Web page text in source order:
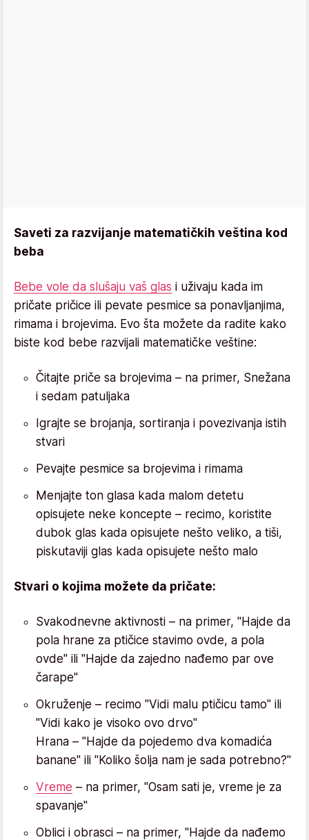
Saveti za razvijanje matematičkih veština kod
beba
Bebe vole da slušaju vaš glas i uživaju kada im
pričate pričice ili pevate pesmice sa ponavljanjima,
rimama i brojevima. Evo šta možete da radite kako
biste kod bebe razvijali matematičke veštine:
Čitajte priče sa brojevima – na primer, Snežana
i sedam patuljaka
Igrajte se brojanja, sortiranja i povezivanja istih
stvari
Pevajte pesmice sa brojevima i rimama
Menjajte ton glasa kada malom detetu
opisujete neke koncepte – recimo, koristite
dubok glas kada opisujete nešto veliko, a tiši,
piskutaviji glas kada opisujete nešto malo
Stvari o kojima možete da pričate:
Svakodnevne aktivnosti – na primer, "Hajde da
pola hrane za ptičice stavimo ovde, a pola
ovde" ili "Hajde da zajedno nađemo par ove
čarape"
Okruženje – recimo "Vidi malu ptičicu tamo" ili
"Vidi kako je visoko ovo drvo"
Hrana – "Hajde da pojedemo dva komadića
banane" ili "Koliko šolja nam je sada potrebno?"
Vreme – na primer, "Osam sati je, vreme je za
spavanje"
Oblici i obrasci – na primer, "Hajde da nađemo